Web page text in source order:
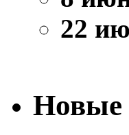
22
Новые